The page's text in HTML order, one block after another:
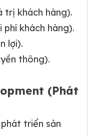
trị khách hàng).
phí khách hàng).
lợi).
thông).
(Phát
triển sản